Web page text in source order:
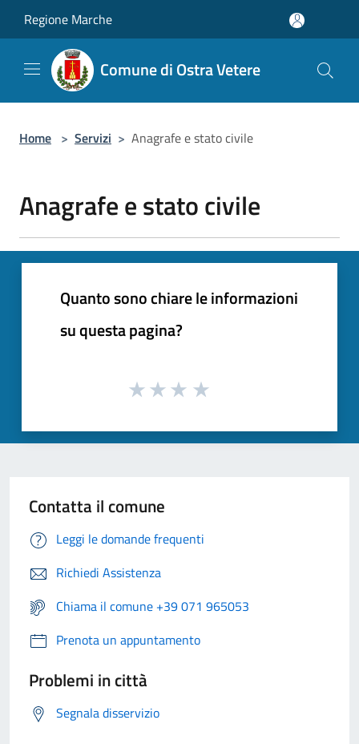
Regione Marche
Comune di Ostra Vetere
Home > Servizi > Anagrafe e stato civile
Anagrafe e stato civile
Quanto sono chiare le informazioni
su questa pagina?
Contatta il comune
Leggi le domande frequenti
Richiedi Assistenza
Chiama il comune +39 071 965053
Prenota un appuntamento
Problemi in città
Segnala disservizio